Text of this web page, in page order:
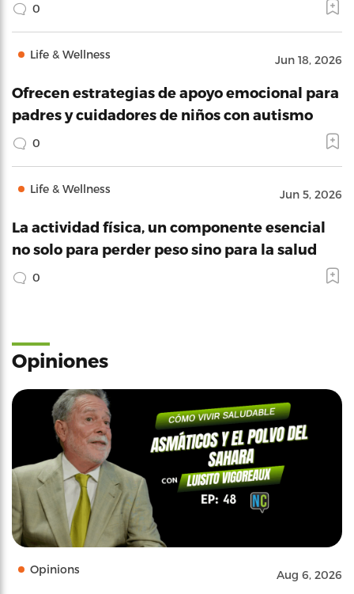
0
Life & Wellness Jun 18, 2026
Ofrecen estrategias de apoyo emocional para
padres y cuidadores de niños con autismo
0
Life & Wellness Jun 5, 2026
La actividad física, un componente esencial
no solo para perder peso sino para la salud
0
Opiniones
Opinions Aug 6, 2026